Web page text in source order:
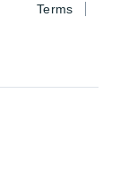
Terms